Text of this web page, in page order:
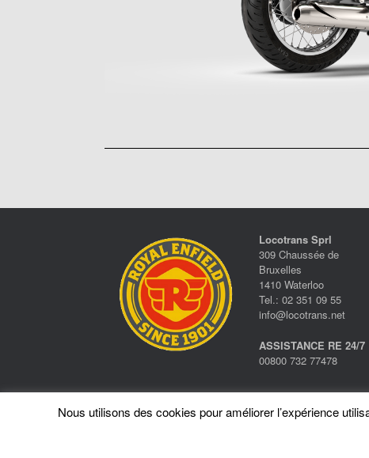
Locotrans Sprl
309 Chaussée de
Bruxelles
1410 Waterloo
Tel.: 02 351 09 55
info@locotrans.net
ASSISTANCE RE 24/7
00800 732 77478
Nous utilisons des cookies pour améliorer l’expérience